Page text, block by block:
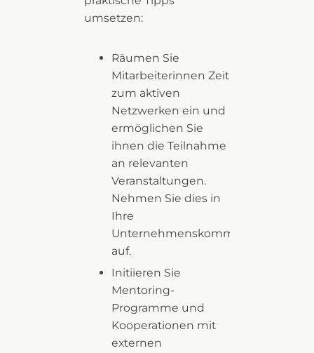
umsetzen:
Räumen Sie
Mitarbeiterinnen Zeit
zum aktiven
Netzwerken ein und
ermöglichen Sie
ihnen die Teilnahme
an relevanten
Veranstaltungen.
Nehmen Sie dies in
Ihre
Unternehmenskommunikation
auf.
Initiieren Sie
Mentoring-
Programme und
Kooperationen mit
externen